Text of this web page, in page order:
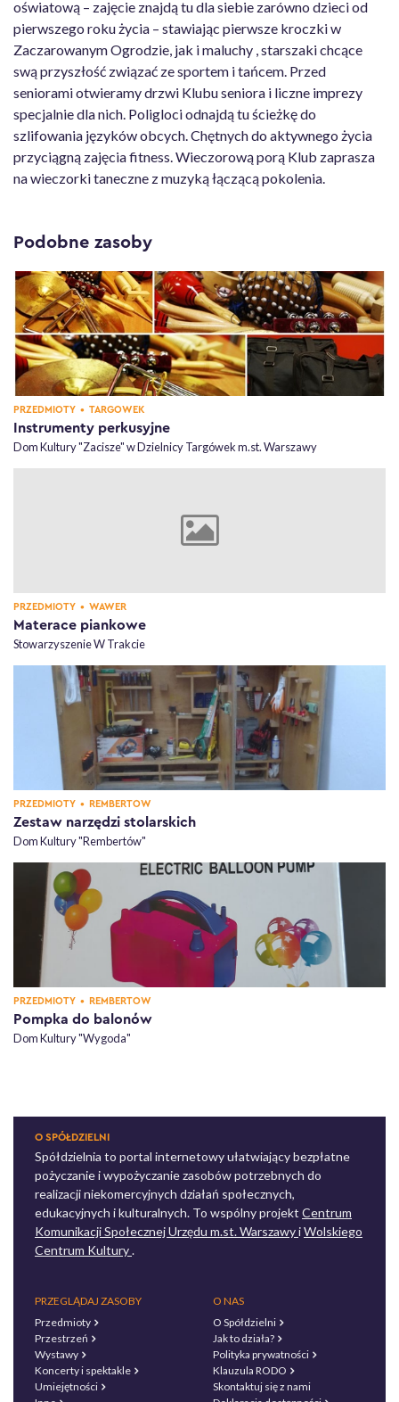
oświatową – zajęcie znajdą tu dla siebie zarówno dzieci od
pierwszego roku życia – stawiając pierwsze kroczki w
Zaczarowanym Ogrodzie, jak i maluchy , starszaki chcące
swą przyszłość związać ze sportem i tańcem. Przed
seniorami otwieramy drzwi Klubu seniora i liczne imprezy
specjalnie dla nich. Poligloci odnajdą tu ścieżkę do
szlifowania języków obcych. Chętnych do aktywnego życia
przyciągną zajęcia fitness. Wieczorową porą Klub zaprasza
na wieczorki taneczne z muzyką łączącą pokolenia.
Podobne zasoby
KATEGORIA,
PRZEDMIOTY • , DZIELNICE,
TARGÓWEK
Instrumenty perkusyjne
Dom Kultury "Zacisze" w Dzielnicy Targówek m.st. Warszawy
KATEGORIA,
PRZEDMIOTY • , DZIELNICE,
WAWER
Materace piankowe
Stowarzyszenie W Trakcie
KATEGORIA,
PRZEDMIOTY • , DZIELNICE,
REMBERTÓW
Zestaw narzędzi stolarskich
Dom Kultury "Rembertów"
KATEGORIA,
PRZEDMIOTY • , DZIELNICE,
REMBERTÓW
Pompka do balonów
Dom Kultury "Wygoda"
O SPÓŁDZIELNI
Spółdzielnia to portal internetowy ułatwiający bezpłatne
pożyczanie i wypożyczanie zasobów potrzebnych do
realizacji niekomercyjnych działań społecznych,
edukacyjnych i kulturalnych. To wspólny projekt Centrum
Komunikacji Społecznej Urzędu m.st. Warszawyotwiera się w
iWolskiego
Centrum Kulturyotwiera się w nowej karcie
.
PRZEGLĄDAJ ZASOBY
Przedmioty
Przestrzeń
Wystawy
Koncerty i spektakle
Umiejętności
O NAS
O Spółdzielni
Jak to działa?
Polityka prywatności
Klauzula RODO
Skontaktuj się z nami